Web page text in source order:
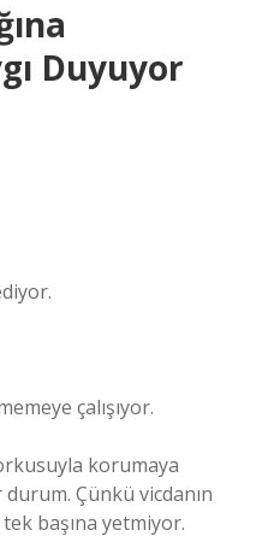
Duyuyor
çalışıyor.
korumaya
Çünkü vicdanın
başına yetmiyor.